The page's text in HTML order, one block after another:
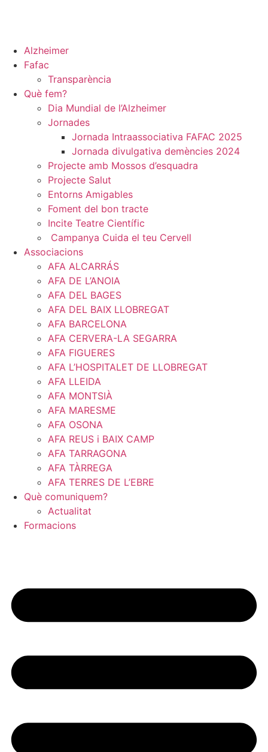
Alzheimer
Fafac
Transparència
Què fem?
Dia Mundial de l’Alzheimer
Jornades
Jornada Intraassociativa FAFAC 2025
Jornada divulgativa​ demències 2024
Projecte amb Mossos d’esquadra
Projecte Salut
Entorns Amigables
Foment del bon tracte
Incite Teatre Científic
Campanya Cuida el teu Cervell
Associacions
AFA ALCARRÁS
AFA DE L’ANOIA
AFA DEL BAGES
AFA DEL BAIX LLOBREGAT
AFA BARCELONA
AFA CERVERA-LA SEGARRA
AFA FIGUERES
AFA L’HOSPITALET DE LLOBREGAT
AFA LLEIDA
AFA MONTSIÀ
AFA MARESME
AFA OSONA
AFA REUS i BAIX CAMP
AFA TARRAGONA
AFA TÀRREGA
AFA TERRES DE L’EBRE
Què comuniquem?
Actualitat
Formacions